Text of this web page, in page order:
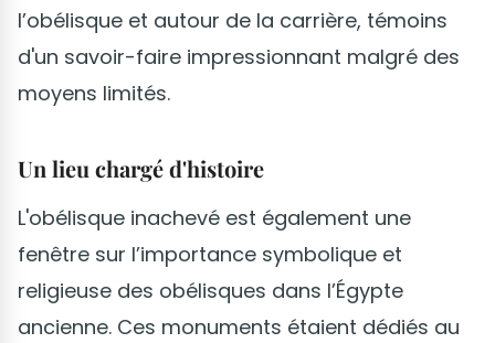
l’obélisque et autour de la carrière, témoins
d'un savoir-faire impressionnant malgré des
moyens limités.
Un lieu chargé d'histoire
L'obélisque inachevé est également une
fenêtre sur l’importance symbolique et
religieuse des obélisques dans l’Égypte
ancienne. Ces monuments étaient dédiés au